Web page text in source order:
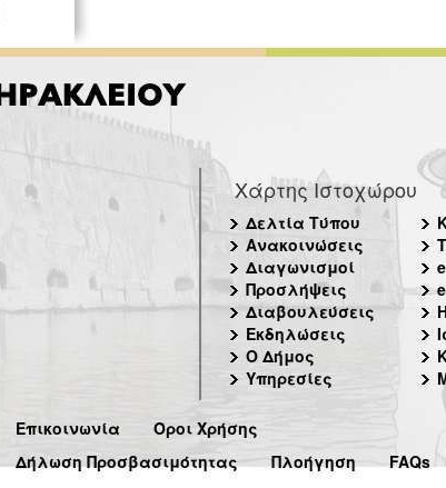
Χάρτης Ιστοχώρου
Δελτία Τύπου
Ανακοινώσεις
Διαγωνισμοί
Προσλήψεις
Διαβουλεύσεις
Εκδηλώσεις
Ο Δήμος
Υπηρεσίες
Επικοινωνία
Όροι Χρήσης
Δήλωση Προσβασιμότητας
Πλοήγηση FAQs